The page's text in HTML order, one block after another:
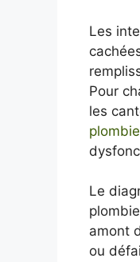
Les
Pour
les
Le
amont
ou